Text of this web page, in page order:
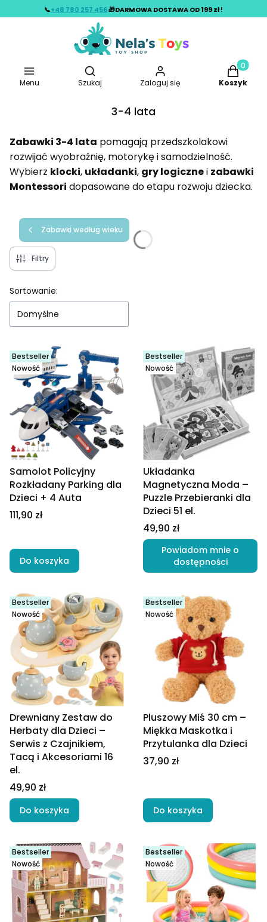
📞+48 780 257 456🎁DARMOWA DOSTAWA OD 199 zł !
Menu
Otwórz wyszukiwarkę
Szukaj Zaloguj się
Produkty
Koszyk
3-4 lata
Zabawki 3-4 lata pomagają przedszkolakowi
rozwijać wyobraźnię, motorykę i samodzielność.
Wybierz klocki, układanki, gry logicznei zabawki
Montessori dopasowane do etapu rozwoju dziecka.
Zabawki według wieku
Filtry
Lista produktów
Sortowanie:
Domyślne
Bestseller
Nowość
Samolot Policyjny
Rozkładany Parking dla
Dzieci + 4 Auta
Cena
111,90 zł
Do koszyka
Bestseller
Nowość
Układanka
Magnetyczna Moda –
Puzzle Przebieranki dla
Dzieci 51 el.
Cena
49,90 zł
Powiadom mnie o
dostępności
Bestseller
Nowość
Drewniany Zestaw do
Herbaty dla Dzieci –
Serwis z Czajnikiem,
Tacą i Akcesoriami 16
el.
Cena
49,90 zł
Do koszyka
Bestseller
Nowość
Pluszowy Miś 30 cm –
Miękka Maskotka i
Przytulanka dla Dzieci
Cena
37,90 zł
Do koszyka
Bestseller
Nowość
Bestseller
Nowość